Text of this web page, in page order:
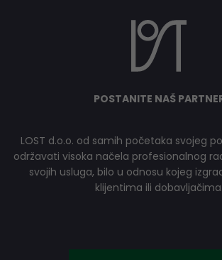
POSTANITE NAŠ
LOST d.o.o. od samih početaka svojeg
održavati visoka načela profesionalnog
svojih usluga, bilo u odnosu kojeg
klijentima ili dobavljačima.